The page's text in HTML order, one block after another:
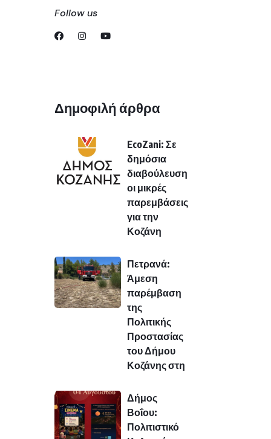
Follow us
Δημοφιλή άρθρα
EcoZani: Σε
δημόσια
διαβούλευση
οι μικρές
παρεμβάσεις
για την
Κοζάνη
Πετρανά:
Άμεση
παρέμβαση
της
Πολιτικής
Προστασίας
του Δήμου
Κοζάνης στη
Δήμος
Βοΐου:
Πολιτιστικό